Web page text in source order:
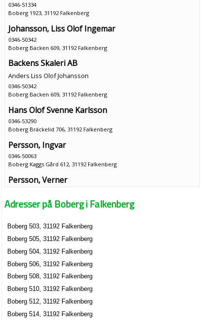
0346-51334
Boberg 1923, 31192 Falkenberg
Johansson, Liss Olof Ingemar
0346-50342
Boberg Backen 609, 31192 Falkenberg
Backens Skaleri AB
Anders Liss Olof Johansson
0346-50342
Boberg Backen 609, 31192 Falkenberg
Hans Olof Svenne Karlsson
0346-53290
Boberg Bräckelid 706, 31192 Falkenberg
Persson, Ingvar
0346-50063
Boberg Kaggs Gård 612, 31192 Falkenberg
Persson, Verner
Boberg Kaggs Gård 613, 31192 Falkenberg
Boberg Lövåsen 807, 31192 Falkenberg
Adresser på Boberg i Falkenberg
Boberg 503, 31192 Falkenberg
Boberg 505, 31192 Falkenberg
Boberg 504, 31192 Falkenberg
Boberg 506, 31192 Falkenberg
Boberg 508, 31192 Falkenberg
Boberg 510, 31192 Falkenberg
Boberg 512, 31192 Falkenberg
Boberg 514, 31192 Falkenberg